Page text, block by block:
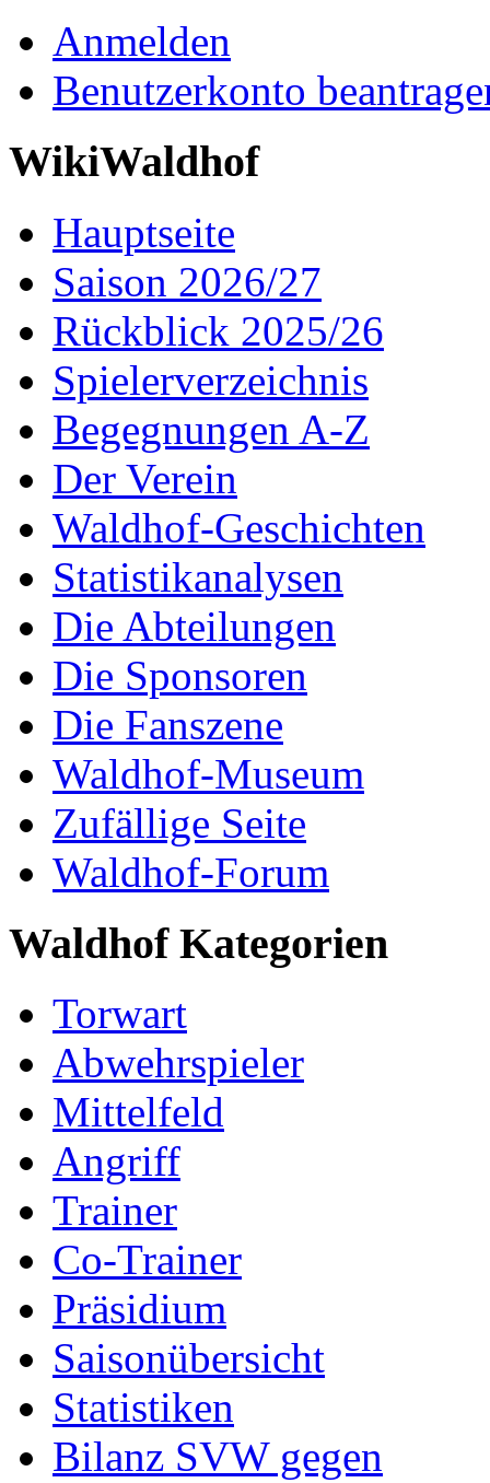
Anmelden
Benutzerkonto
WikiWaldhof
Hauptseite
Saison 2026/27
Rückblick 2025/26
Spielerverzeichnis
Begegnungen A-Z
Der Verein
Waldhof-Geschichten
Statistikanalysen
Die Abteilungen
Die Sponsoren
Die Fanszene
Waldhof-Museum
Zufällige Seite
Waldhof-Forum
Waldhof Kategorien
Torwart
Abwehrspieler
Mittelfeld
Angriff
Trainer
Co-Trainer
Präsidium
Saisonübersicht
Statistiken
Bilanz SVW gegen